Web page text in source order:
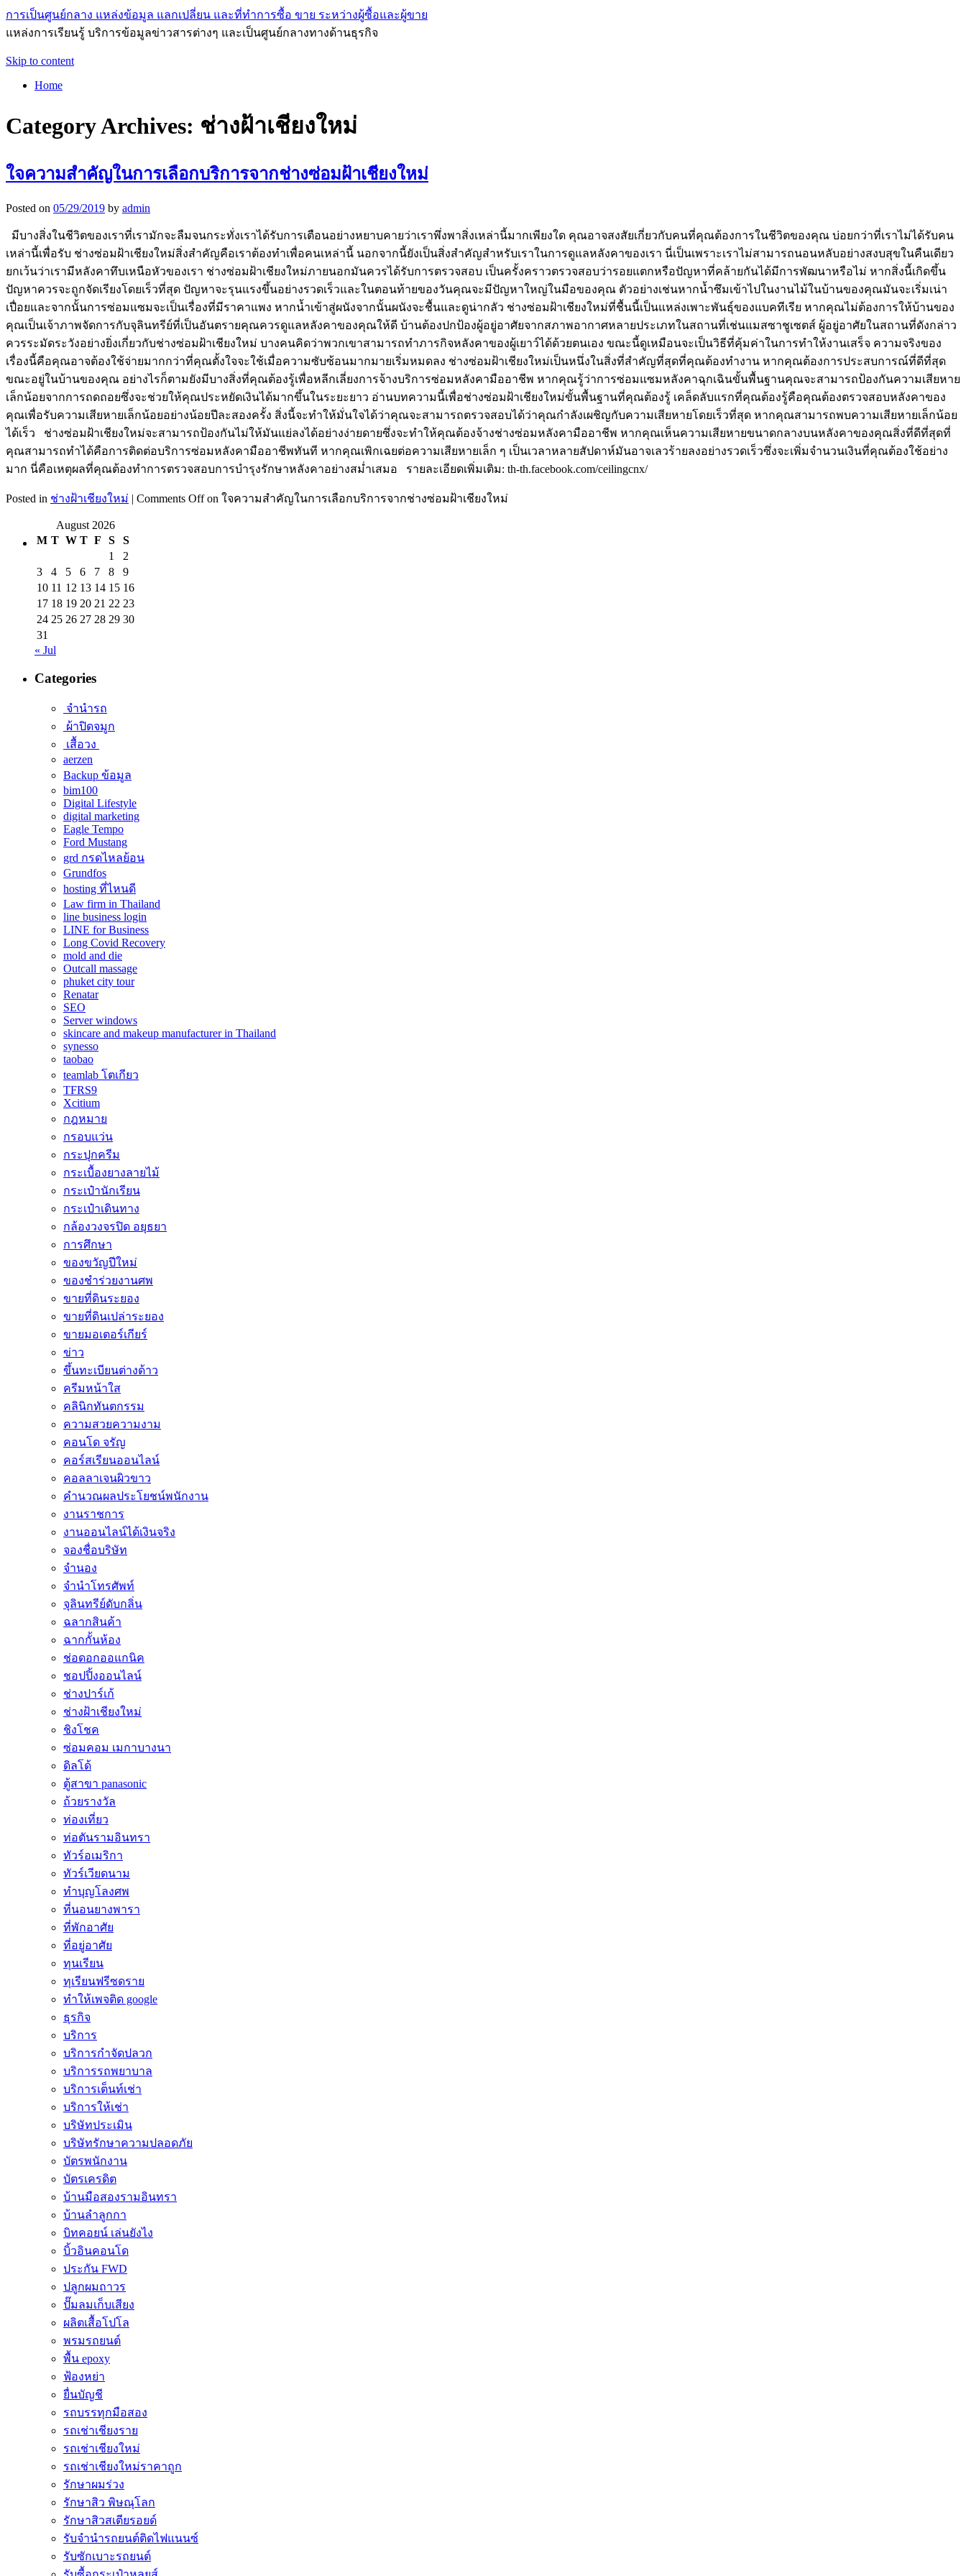
การเป็นศูนย์กลาง แหล่งข้อมูล แลกเปลี่ยน และที่ทำการซื้อ ขาย ระหว่างผู้ซื้อและผู้ขาย
แหล่งการเรียนรู้ บริการข้อมูลข่าวสารต่างๆ และเป็นศูนย์กลางทางด้านธุรกิจ
Skip to content
Home
Category Archives: ช่างฝ้าเชียงใหม่
ใจความสำคัญในการเลือกบริการจากช่างซ่อมฝ้าเชียงใหม่
Posted on 05/29/2019 by admin
มีบางสิ่งในชีวิตของเราที่เรามักจะลืมจนกระทั่งเราได้รับการเตือนอย่างหยาบคายว่าเราพึ่งพาสิ่งเหล่านี้มากเพียงใด คุณอาจสงสัยเกี่ยวกับคนที่คุณต้องการในชีวิตของคุณ บ่อยกว่าที่เราไม่ได้รับคน
เหล่านี้เพื่อรับ ช่างซ่อมฝ้าเชียงใหม่สิ่งสำคัญคือเราต้องทำเพื่อคนเหล่านี้ นอกจากนี้ยังเป็นสิ่งสำคัญสำหรับเราในการดูแลหลังคาของเรา นี่เป็นเพราะเราไม่สามารถนอนหลับอย่างสงบสุขในคืนเดียว
ยกเว้นว่าเรามีหลังคาทึบเหนือหัวของเรา ช่างซ่อมฝ้าเชียงใหม่ภายนอกมันควรได้รับการตรวจสอบ เป็นครั้งคราวตรวจสอบว่ารอยแตกหรือปัญหาที่คล้ายกันได้มีการพัฒนาหรือไม่ หากสิ่งนี้เกิดขึ้น
ปัญหาควรจะถูกจัดเรียงโดยเร็วที่สุด ปัญหาจะรุนแรงขึ้นอย่างรวดเร็วและในตอนท้ายของวันคุณจะมีปัญหาใหญ่ในมือของคุณ ตัวอย่างเช่นหากน้ำซึมเข้าไปในงานไม้ในบ้านของคุณมันจะเริ่มเน่า
เปื่อยและจากนั้นการซ่อมแซมจะเป็นเรื่องที่มีราคาแพง หากน้ำเข้าสู่ผนังจากนั้นผนังจะชื้นและดูน่ากลัว ช่างซ่อมฝ้าเชียงใหม่ที่ชื้นนี้เป็นแหล่งเพาะพันธุ์ของแบคทีเรีย หากคุณไม่ต้องการให้บ้านของ
คุณเป็นเจ้าภาพจัดการกับจุลินทรีย์ที่เป็นอันตรายคุณควรดูแลหลังคาของคุณให้ดี บ้านต้องปกป้องผู้อยู่อาศัยจากสภาพอากาศหลายประเภทในสถานที่เช่นแมสซาชูเซตส์ ผู้อยู่อาศัยในสถานที่ดังกล่าว
ควรระมัดระวังอย่างยิ่งเกี่ยวกับช่างซ่อมฝ้าเชียงใหม่ บางคนคิดว่าพวกเขาสามารถทำภารกิจหลังคาของผู้เยาว์ได้ด้วยตนเอง ขณะนี้ดูเหมือนจะเป็นวิธีที่คุ้มค่าในการทำให้งานเสร็จ ความจริงของ
เรื่องนี้คือคุณอาจต้องใช้จ่ายมากกว่าที่คุณตั้งใจจะใช้เมื่อความซับซ้อนมากมายเริ่มหมดลง ช่างซ่อมฝ้าเชียงใหม่เป็นหนึ่งในสิ่งที่สำคัญที่สุดที่คุณต้องทำงาน หากคุณต้องการประสบการณ์ที่ดีที่สุด
ขณะอยู่ในบ้านของคุณ อย่างไรก็ตามยังมีบางสิ่งที่คุณต้องรู้เพื่อหลีกเลี่ยงการจ้างบริการซ่อมหลังคามืออาชีพ หากคุณรู้ว่าการซ่อมแซมหลังคาฉุกเฉินขั้นพื้นฐานคุณจะสามารถป้องกันความเสียหาย
เล็กน้อยจากการถดถอยซึ่งจะช่วยให้คุณประหยัดเงินได้มากขึ้นในระยะยาว อ่านบทความนี้เพื่อช่างซ่อมฝ้าเชียงใหม่ขั้นพื้นฐานที่คุณต้องรู้ เคล็ดลับแรกที่คุณต้องรู้คือคุณต้องตรวจสอบหลังคาของ
คุณเพื่อรับความเสียหายเล็กน้อยอย่างน้อยปีละสองครั้ง สิ่งนี้จะทำให้มั่นใจได้ว่าคุณจะสามารถตรวจสอบได้ว่าคุณกำลังเผชิญกับความเสียหายโดยเร็วที่สุด หากคุณสามารถพบความเสียหายเล็กน้อย
ได้เร็ว ช่างซ่อมฝ้าเชียงใหม่จะสามารถป้องกันไม่ให้มันแย่ลงได้อย่างง่ายดายซึ่งจะทำให้คุณต้องจ้างช่างซ่อมหลังคามืออาชีพ หากคุณเห็นความเสียหายขนาดกลางบนหลังคาของคุณสิ่งที่ดีที่สุดที่
คุณสามารถทำได้คือการติดต่อบริการซ่อมหลังคามืออาชีพทันที หากคุณเพิกเฉยต่อความเสียหายเล็ก ๆ เป็นเวลาหลายสัปดาห์มันอาจเลวร้ายลงอย่างรวดเร็วซึ่งจะเพิ่มจำนวนเงินที่คุณต้องใช้อย่าง
มาก นี่คือเหตุผลที่คุณต้องทำการตรวจสอบการบำรุงรักษาหลังคาอย่างสม่ำเสมอ รายละเอียดเพิ่มเติม: th-th.facebook.com/ceilingcnx/
Posted in ช่างฝ้าเชียงใหม่ | Comments Offon ใจความสำคัญในการเลือกบริการจากช่างซ่อมฝ้าเชียงใหม่
August 2026
M T W T F S
S
1
2
3
4 5 6 7 8
9
10 11 12 13 14 15 16
17 18 19 20 21 22 23
24 25 26 27 28 29 30
31
« Jul
Categories
จำนำรถ
ผ้าปิดจมูก
เสื้อวง
aerzen
Backup ข้อมูล
bim100
Digital Lifestyle
digital marketing
Eagle Tempo
Ford Mustang
grd กรดไหลย้อน
Grundfos
hosting ที่ไหนดี
Law firm in Thailand
line business login
LINE for Business
Long Covid Recovery
mold and die
Outcall massage
phuket city tour
Renatar
SEO
Server windows
skincare and makeup manufacturer in Thailand
synesso
taobao
teamlab โตเกียว
TFRS9
Xcitium
กฎหมาย
กรอบแว่น
กระปุกครีม
กระเบื้องยางลายไม้
กระเป๋านักเรียน
กระเป๋าเดินทาง
กล้องวงจรปิด อยุธยา
การศึกษา
ของขวัญปีใหม่
ของชำร่วยงานศพ
ขายที่ดินระยอง
ขายที่ดินเปล่าระยอง
ขายมอเตอร์เกียร์
ข่าว
ขึ้นทะเบียนต่างด้าว
ครีมหน้าใส
คลินิกทันตกรรม
ความสวยความงาม
คอนโด จรัญ
คอร์สเรียนออนไลน์
คอลลาเจนผิวขาว
คำนวณผลประโยชน์พนักงาน
งานราชการ
งานออนไลน์ได้เงินจริง
จองชื่อบริษัท
จำนอง
จำนำโทรศัพท์
จุลินทรีย์ดับกลิ่น
ฉลากสินค้า
ฉากกั้นห้อง
ช่อดอกออแกนิค
ชอปปิ้งออนไลน์
ช่างปาร์เก้
ช่างฝ้าเชียงใหม่
ชิงโชค
ซ่อมคอม เมกาบางนา
ดิลโด้
ตู้สาขา panasonic
ถ้วยรางวัล
ท่องเที่ยว
ท่อตันรามอินทรา
ทัวร์อเมริกา
ทัวร์เวียดนาม
ทำบุญโลงศพ
ที่นอนยางพารา
ที่พักอาศัย
ที่อยู่อาศัย
ทุนเรียน
ทุเรียนฟรีซดราย
ทําให้เพจติด google
ธุรกิจ
บริการ
บริการกำจัดปลวก
บริการรถพยาบาล
บริการเต็นท์เช่า
บริการให้เช่า
บริษัทประเมิน
บริษัทรักษาความปลอดภัย
บัตรพนักงาน
บัตรเครดิต
บ้านมือสองรามอินทรา
บ้านลำลูกกา
บิทคอยน์ เล่นยังไง
บิ้วอินคอนโด
ประกัน FWD
ปลูกผมถาวร
ปั๊มลมเก็บเสียง
ผลิตเสื้อโปโล
พรมรถยนต์
พื้น epoxy
ฟ้องหย่า
ยื่นบัญชี
รถบรรทุกมือสอง
รถเช่าเชียงราย
รถเช่าเชียงใหม่
รถเช่าเชียงใหม่ราคาถูก
รักษาผมร่วง
รักษาสิว พิษณุโลก
รักษาสิวสเตียรอยด์
รับจํานํารถยนต์ติดไฟแนนซ์
รับซักเบาะรถยนต์